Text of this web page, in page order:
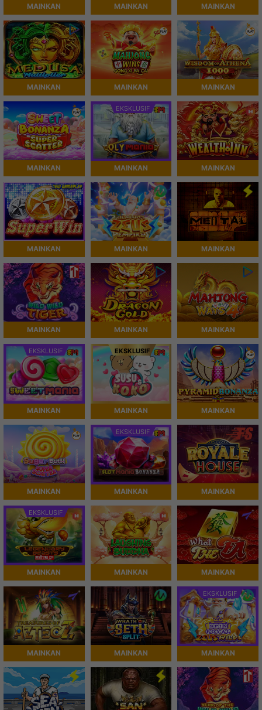
MAINKAN MAINKAN MAINKAN
MAINKAN MAINKAN MAINKAN
MAINKAN
EKSKLUSIF
MAINKAN MAINKAN
MAINKAN MAINKAN MAINKAN
MAINKAN MAINKAN MAINKAN
EKSKLUSIF
MAINKAN
EKSKLUSIF
MAINKAN MAINKAN
MAINKAN
EKSKLUSIF
MAINKAN MAINKAN
EKSKLUSIF
MAINKAN MAINKAN MAINKAN
MAINKAN MAINKAN
EKSKLUSIF
MAINKAN